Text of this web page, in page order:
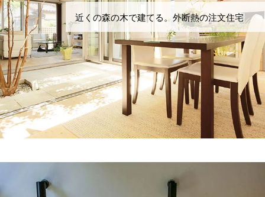
近くの森の木で建てる。外断熱の注文住宅